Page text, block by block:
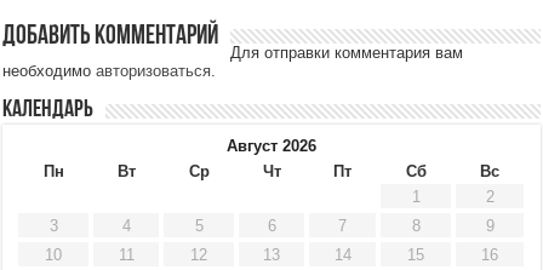
Добавить комментарий
Для отправки комментария вам
необходимоавторизоваться.
Календарь
Август 2026
Пн
Вт Ср Чт Пт Сб
Вс
1
2
3
4 5 6 7 8
9
10
11 12 13 14 15
16